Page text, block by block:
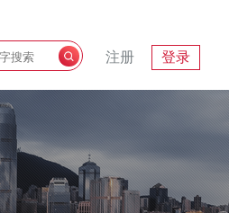
注册 登录